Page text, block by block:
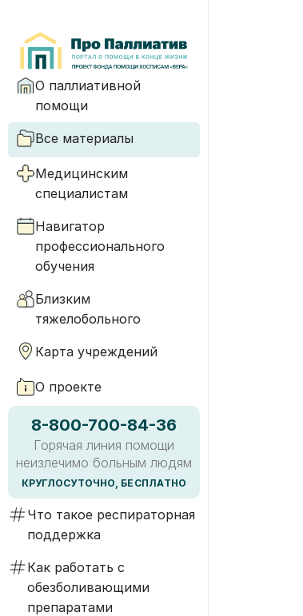
О паллиативной
помощи
Все материалы
Медицинским
специалистам
Навигатор
профессионального
обучения
Близким
тяжелобольного
Карта учреждений
О проекте
8-800-700-84-36
Горячая линия помощи
неизлечимо больным людям
КРУГЛОСУТОЧНО, БЕСПЛАТНО
Что такое респираторная
поддержка
Как работать с
обезболивающими
препаратами